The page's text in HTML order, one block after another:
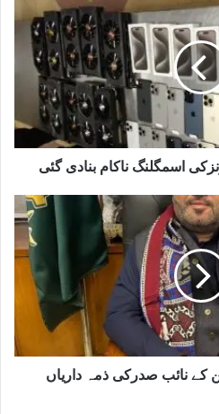
اسمگلنگ ناکام بنادی گئی
نائب صدرکی ذمہ داریاں